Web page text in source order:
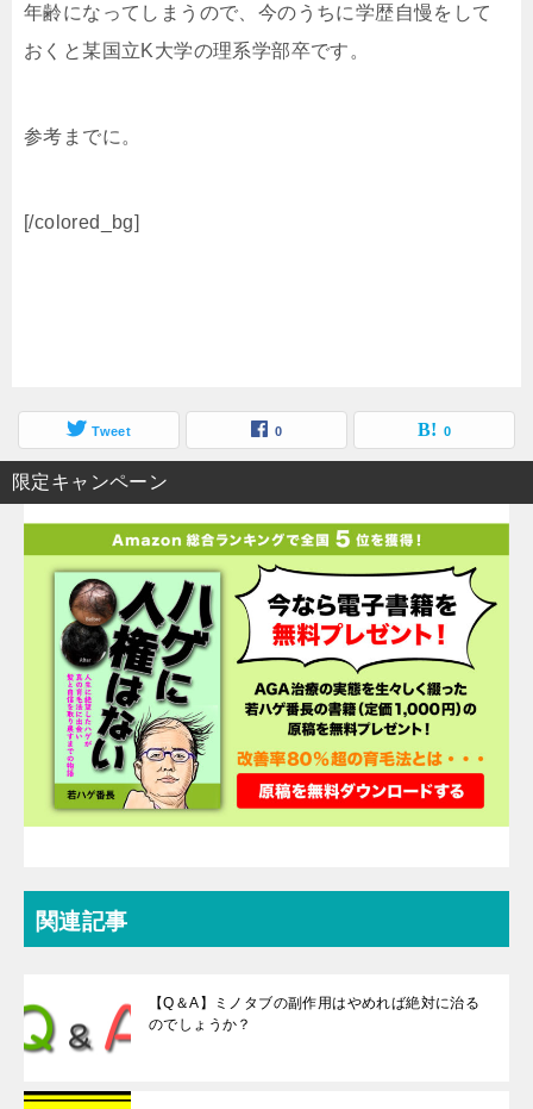
年齢になってしまうので、今のうちに学歴自慢をして
おくと某国立K大学の理系学部卒です。
参考までに。
[/colored_bg]
Tweet 0 0
限定キャンペーン
関連記事
【Q＆A】ミノタブの副作用はやめれば絶対に治る
のでしょうか？